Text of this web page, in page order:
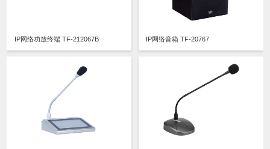
IP网络功放终端 TF-212067B IP网络音箱 TF-20767